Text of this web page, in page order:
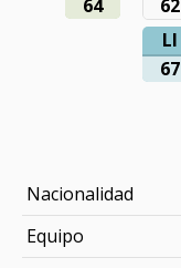
64
62
LI
67
Nacionalidad
Equipo